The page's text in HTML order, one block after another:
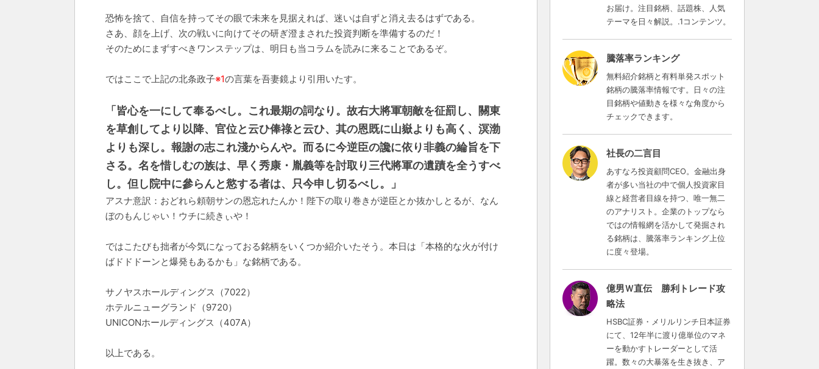
恐怖を捨て、自信を持ってその眼で未来を見据えれば、迷いは自ずと消え去るはずである。
さあ、顔を上げ、次の戦いに向けてその研ぎ澄まされた投資判断を準備するのだ！
そのためにまずすべきワンステップは、明日も当コラムを読みに来ることであるぞ。
ではここで上記の北条政子※1の言葉を吾妻鏡より引用いたす。
「皆心を一にして奉るべし。これ最期の詞なり。故右大將軍朝敵を征罰し、關東
を草創してより以降、官位と云ひ俸祿と云ひ、其の恩既に山嶽よりも高く、溟渤
よりも深し。報謝の志これ淺からんや。而るに今逆臣の讒に依り非義の綸旨を下
さる。名を惜しむの族は、早く秀康・胤義等を討取り三代將軍の遺蹟を全うすべ
し。但し院中に參らんと慾する者は、只今申し切るべし。」
アスナ意訳：おどれら頼朝サンの恩忘れたんか！陛下の取り巻きが逆臣とか抜かしとるが、なん
ぼのもんじゃい！ウチに続きぃや！
ではこたびも拙者が今気になっておる銘柄をいくつか紹介いたそう。本日は「本格的な火が付け
ばドドドーンと爆発もあるかも」な銘柄である。
サノヤスホールディングス（7022）
ホテルニューグランド（9720）
UNICONホールディングス（407A）
以上である。
お届け。注目銘柄、話題株、人気
テーマを日々解説。.1コンテンツ。
騰落率ランキング
無料紹介銘柄と有料単発スポット
銘柄の騰落率情報です。日々の注
目銘柄や値動きを様々な角度から
チェックできます。
社長の二言目
あすなろ投資顧問CEO。金融出身
者が多い当社の中で個人投資家目
線と経営者目線を持つ、唯一無二
のアナリスト。企業のトップなら
ではの情報網を活かして発掘され
る銘柄は、騰落率ランキング上位
に度々登場。
億男Ｗ直伝 勝利トレード攻
略法
HSBC証券・メリルリンチ日本証券
にて、12年半に渡り億単位のマネ
ーを動かすトレーダーとして活
躍。数々の大暴落を生き抜き、ア